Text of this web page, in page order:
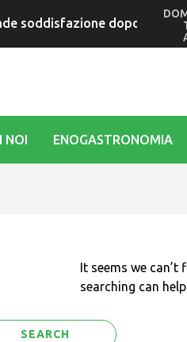
soddisfazione dopo la
NOI ENOGASTRONOMIA
It seems we can’t
searching can